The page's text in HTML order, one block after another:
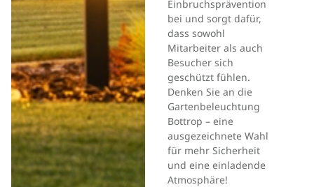
Einbruchsprävention
bei und sorgt dafür,
dass sowohl
Mitarbeiter als auch
Besucher sich
geschützt fühlen.
Denken Sie an die
Gartenbeleuchtung
Bottrop – eine
ausgezeichnete Wahl
für mehr Sicherheit
und eine einladende
Atmosphäre!